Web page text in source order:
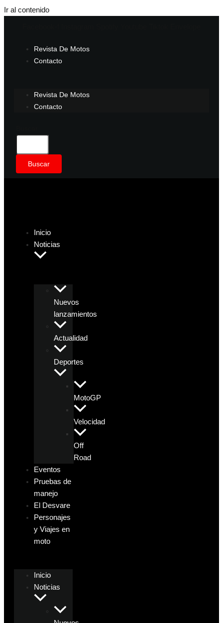
Ir al contenido
Revista De Motos
Contacto
Revista De Motos
Contacto
Buscar
Inicio
Noticias
Nuevos
lanzamientos
Actualidad
Deportes
MotoGP
Velocidad
Off
Road
Eventos
Pruebas de
manejo
El Desvare
Personajes
y Viajes en
moto
Inicio
Noticias